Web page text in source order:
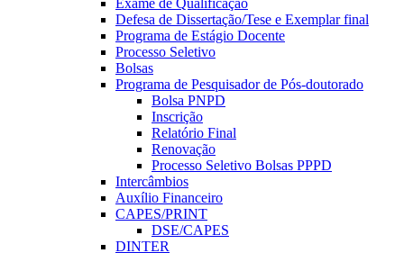
Exame de Qualificação
Defesa de Dissertação/Tese e Exemplar final
Programa de Estágio Docente
Processo Seletivo
Bolsas
Programa de Pesquisador de Pós-doutorado
Bolsa PNPD
Inscrição
Relatório Final
Renovação
Processo Seletivo Bolsas PPPD
Intercâmbios
Auxílio Financeiro
CAPES/PRINT
DSE/CAPES
DINTER